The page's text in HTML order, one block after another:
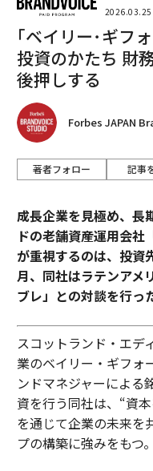
｢ベイリー･ギフ
投資のかたち 財
後押しする
Forbes JAPAN
著者フォロー 記事
成長企業を見極め、長
ドの老舗資産運用会社
が重視するのは、投資
月、同社はラテンアメ
ブレ」との対談を行っ
スコットランド・エデ
業のベイリー・ギフォ
ンドマネジャーによる
資を行う同社は、“資
を通じて企業の未来を
プの構築に強みをもつ。